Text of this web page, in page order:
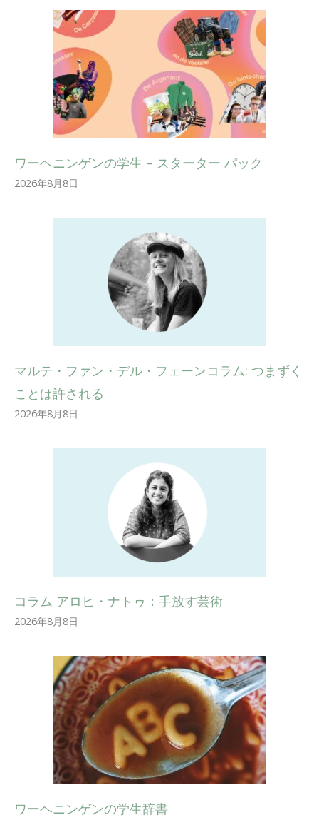
ワーヘニンゲンの学生 – スターター パック
2026年8月8日
マルテ・ファン・デル・フェーンコラム: つまずく
ことは許される
2026年8月8日
コラム アロヒ・ナトゥ：手放す芸術
2026年8月8日
ワーヘニンゲンの学生辞書